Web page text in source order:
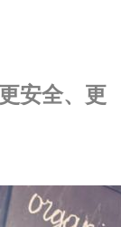
安全、更